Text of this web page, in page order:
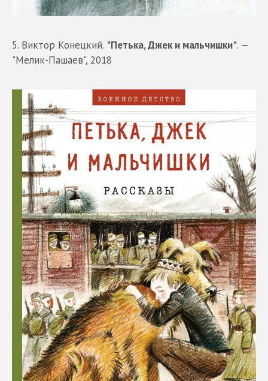
5. Виктор Конецкий. "Петька, Джек и мальчишки". —
"Мелик-Пашаев", 2018